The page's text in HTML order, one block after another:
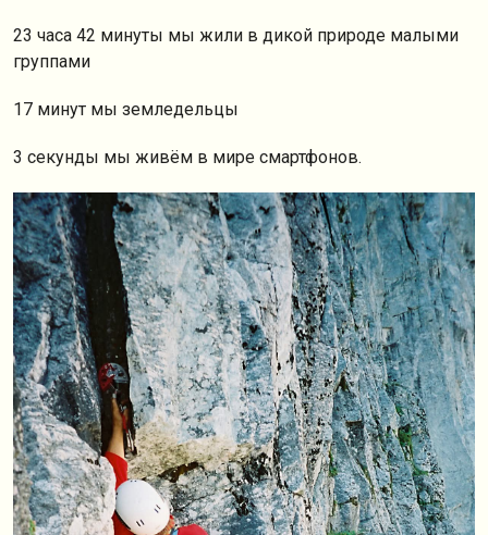
23 часа 42 минуты мы жили в дикой природе малыми
группами
17 минут мы земледельцы
3 секунды мы живём в мире смартфонов.